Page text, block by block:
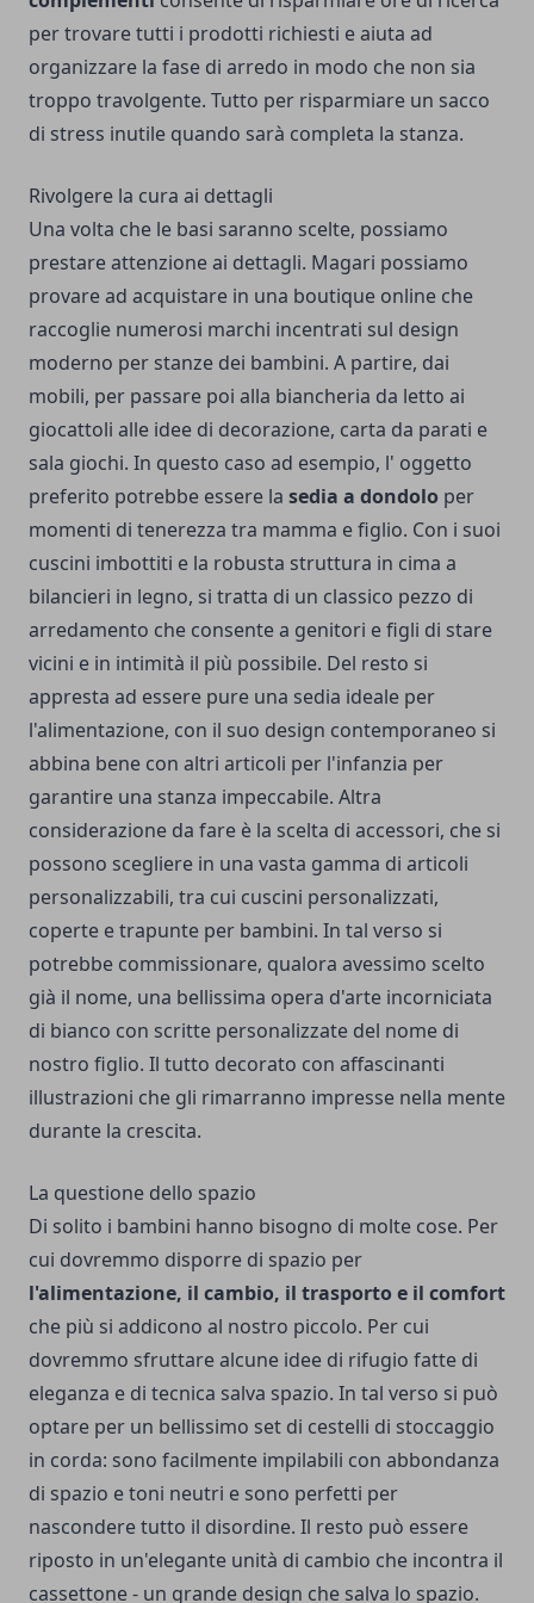
per trovare tutti i prodotti richiesti e aiuta ad
organizzare la fase di arredo in modo che non sia
troppo travolgente. Tutto per risparmiare un sacco
di stress inutile quando sarà completa la stanza.
Rivolgere la cura ai dettagli
Una volta che le basi saranno scelte, possiamo
prestare attenzione ai dettagli. Magari possiamo
provare ad acquistare in una boutique online che
raccoglie numerosi marchi incentrati sul design
moderno per stanze dei bambini. A partire, dai
mobili, per passare poi alla biancheria da letto ai
giocattoli alle idee di decorazione, carta da parati e
sala giochi. In questo caso ad esempio, l' oggetto
preferito potrebbe essere la sedia a dondolo per
momenti di tenerezza tra mamma e figlio. Con i suoi
cuscini imbottiti e la robusta struttura in cima a
bilancieri in legno, si tratta di un classico pezzo di
arredamento che consente a genitori e figli di stare
vicini e in intimità il più possibile. Del resto si
appresta ad essere pure una sedia ideale per
l'alimentazione, con il suo design contemporaneo si
abbina bene con altri articoli per l'infanzia per
garantire una stanza impeccabile. Altra
considerazione da fare è la scelta di accessori, che si
possono scegliere in una vasta gamma di articoli
personalizzabili, tra cui cuscini personalizzati,
coperte e trapunte per bambini. In tal verso si
potrebbe commissionare, qualora avessimo scelto
già il nome, una bellissima opera d'arte incorniciata
di bianco con scritte personalizzate del nome di
nostro figlio. Il tutto decorato con affascinanti
illustrazioni che gli rimarranno impresse nella mente
durante la crescita.
La questione dello spazio
Di solito i bambini hanno bisogno di molte cose. Per
cui dovremmo disporre di spazio per
l'alimentazione, il cambio, il trasporto e il comfort
che più si addicono al nostro piccolo. Per cui
dovremmo sfruttare alcune idee di rifugio fatte di
eleganza e di tecnica salva spazio. In tal verso si può
optare per un bellissimo set di cestelli di stoccaggio
in corda: sono facilmente impilabili con abbondanza
di spazio e toni neutri e sono perfetti per
nascondere tutto il disordine. Il resto può essere
riposto in un'elegante unità di cambio che incontra il
cassettone - un grande design che salva lo spazio.